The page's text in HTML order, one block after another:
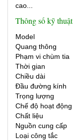
cao...
Thông số kỹ thuật
Model
Quang thông
Phạm vi chùm tia
Thời gian
Chiều dài
Đầu đường kính
Trọng lượng
Chế độ hoạt động
Chất liệu
Nguồn cung cấp
Loại công tắc